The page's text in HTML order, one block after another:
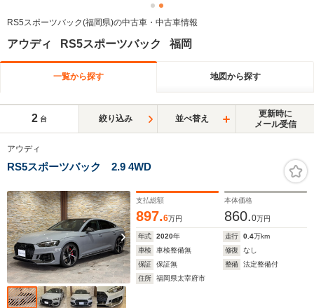
RS5スポーツバック(福岡県)の中古車・中古車情報
アウディ RS5スポーツバック 福岡
一覧から探す 地図から探す
2 台 絞り込み 並べ替え
更新時に
メール受信
アウディ
RS5スポーツバック 2.9 4WD
支払総額
897.6万円
本体価格
860.0万円
年式 2020年 走行 0.4万km
車検
車検整備無 修復
なし
保証
保証無 整備
法定整備付
住所
福岡県太宰府市